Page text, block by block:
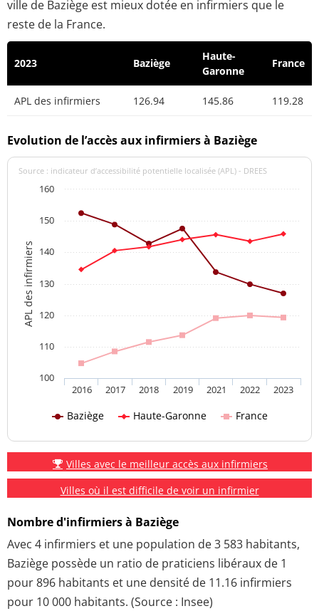
ville de Baziège est mieux dotée en infirmiers que le
reste de la France.
2023 Baziège
Haute-
Garonne
France
APL des infirmiers 126.94 145.86 119.28
Evolution de l’accès aux infirmiers à Baziège
APL des infirmiers
Source : indicateur d’accessibilité potentielle localisée (APL) - DREES
Baziège Haute-Garonne France
2016 2017 2018 2019 2021 2022 2023
100
110
120
130
140
150
160
Villes avec le meilleur accès aux infirmiers
Villes où il est difficile de voir un infirmier
Nombre d'infirmiers à Baziège
Avec 4 infirmiers et une population de 3 583 habitants,
Baziège possède un ratio de praticiens libéraux de 1
pour 896 habitants et une densité de 11.16 infirmiers
pour 10 000 habitants. (Source : Insee)